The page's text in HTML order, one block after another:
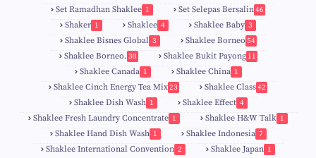
Set Ramadhan Shaklee 1 Set Selepas Bersalin46
Shaker 1 Shaklee 4 Shaklee Baby 3
Shaklee Bisnes Global 3 Shaklee Borneo 54
Shaklee Borneo. 30 Shaklee Bukit Payong 11
Shaklee Canada 1 Shaklee China 1
Shaklee Cinch Energy Tea Mix23 Shaklee Class42
Shaklee Dish Wash 1 Shaklee Effect 4
Shaklee Fresh Laundry Concentrate 1 Shaklee H&W Talk 1
Shaklee Hand Dish Wash 1 Shaklee Indonesia 7
Shaklee International Convention 2 Shaklee Japan 1